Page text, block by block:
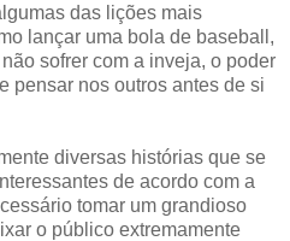
das lições mais
lançar uma bola de baseball,
sofrer com a inveja, o poder
pensar nos outros antes de si
diversas histórias que se
de acordo com a
tomar um grandioso
o público extremamente